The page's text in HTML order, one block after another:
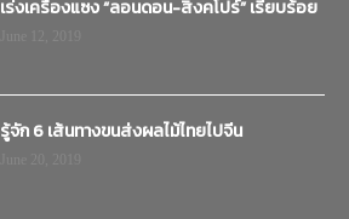
เร่งเครื่องแซง “ลอนดอน-สิงคโปร์” เรียบร้อย
รู้จัก 6 เส้นทางขนส่งผลไม้ไทยไปจีน